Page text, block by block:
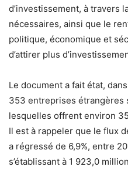
d’investissement, à travers
nécessaires, ainsi que le
politique, économique et
d’attirer plus
Le document a fait état,
353 entreprises
lesquelles offrent environ
Il est à rappeler que le flux
a régressé de 6,9%, entre
s’établissant à 1 923,0